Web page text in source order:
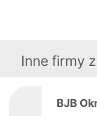
Inne firmy
BJB